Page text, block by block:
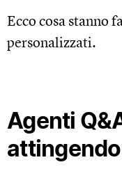
Ecco cosa stanno
personalizzati.
Agenti